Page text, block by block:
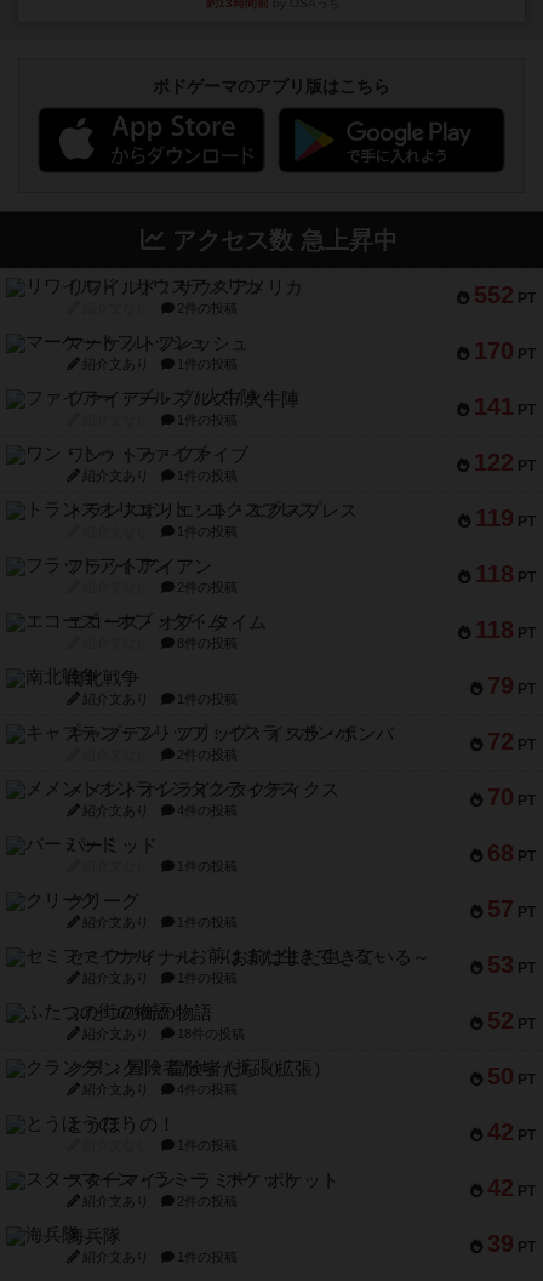
約13時間前
ボドゲーマのアプリ版はこちら
アクセス数 急上昇中
552 PT
リワイルド：サウスアメリカ
2件の投稿
170 PT
マーケットフレッシュ
紹介文あり 1件の投稿
141 PT
ファイアー・ブルズ / 火牛陣
1件の投稿
122 PT
ワン・トゥ・ファイブ
紹介文あり 1件の投稿
119 PT
トランスオリエント・エクスプレス
1件の投稿
118 PT
フラットアイアン
2件の投稿
118 PT
エコーズ・オブ・タイム
8件の投稿
79 PT
南北戦争
紹介文あり 1件の投稿
72 PT
キャプテン・フリップ：イスラ・ボンバ
2件の投稿
70 PT
メメントオンラインタクティクス
紹介文あり 4件の投稿
68 PT
パーミッド
1件の投稿
57 PT
クリーグ
紹介文あり 1件の投稿
53 PT
セミファイナル ～お前はまだ生きている～
紹介文あり 1件の投稿
52 PT
ふたつの街の物語
紹介文あり 18件の投稿
50 PT
クランク! ：冒険者たち（拡張）
紹介文あり 4件の投稿
42 PT
とうほうの！
1件の投稿
42 PT
スターマイン・ラミー ポケット
紹介文あり 2件の投稿
39 PT
海兵隊
紹介文あり 1件の投稿